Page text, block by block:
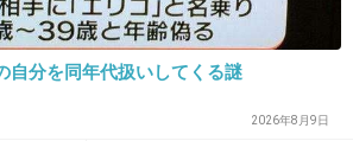
栄子よりガッキーと長澤まさ
自分を同年代扱いしてくる謎
2026年8月9日